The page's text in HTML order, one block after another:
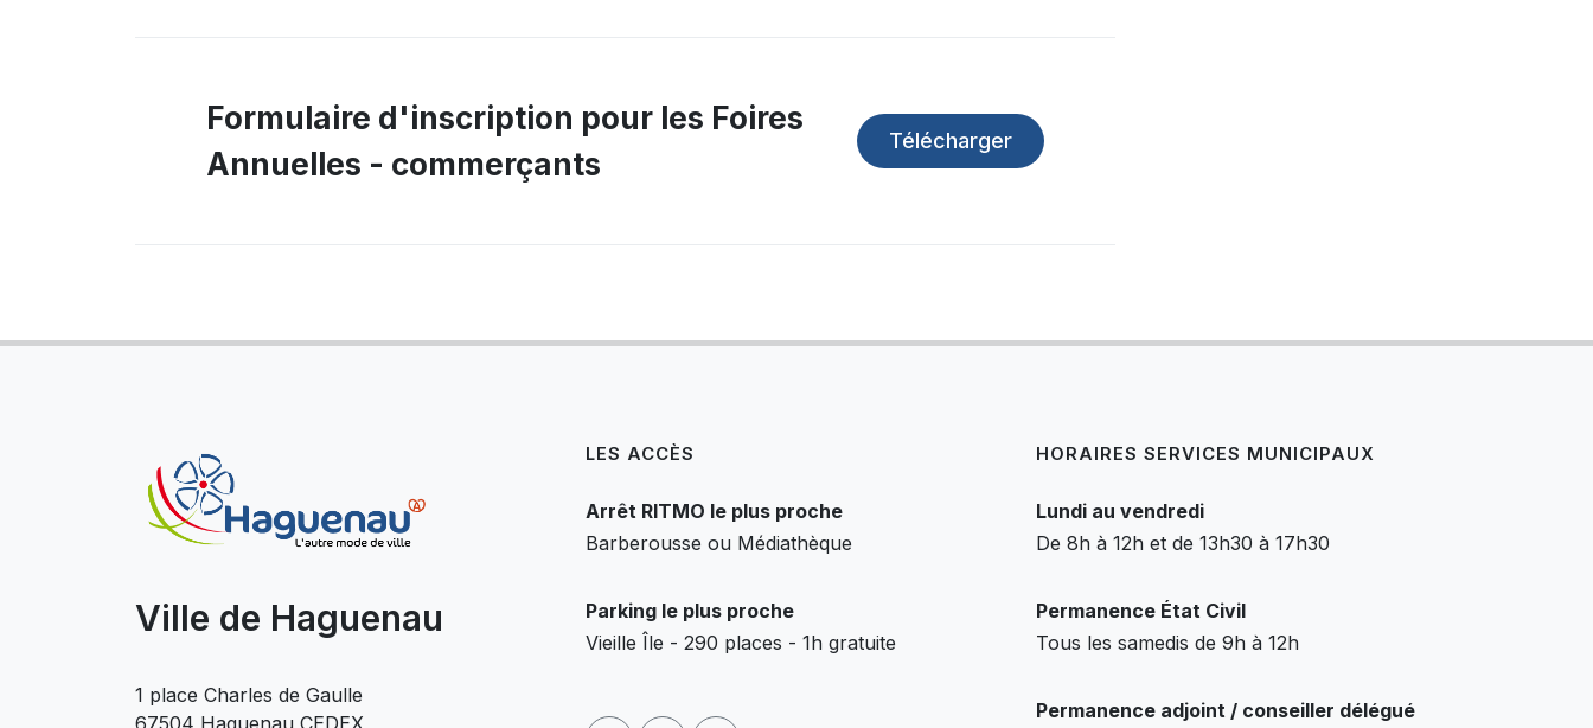
Formulaire d'inscription pour les Foires
Annuelles - commerçants
Télécharger
Ville de Haguenau
1 place Charles de Gaulle
LES ACCÈS
Arrêt RITMO le plus proche
Barberousse ou Médiathèque
Parking le plus proche
Vieille Île - 290 places - 1h gratuite
HORAIRES SERVICES MUNICIPAUX
Lundi au vendredi
De 8h à 12h et de 13h30 à 17h30
Permanence État Civil
Tous les samedis de 9h à 12h
Permanence adjoint / conseiller délégué